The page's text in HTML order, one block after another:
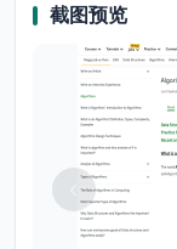
截图预览